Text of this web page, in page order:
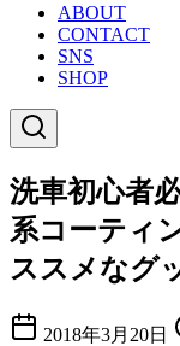
ABOUT
CONTACT
SNS
SHOP
洗車初心者
系コーティ
ススメなグ
2018年3月20日